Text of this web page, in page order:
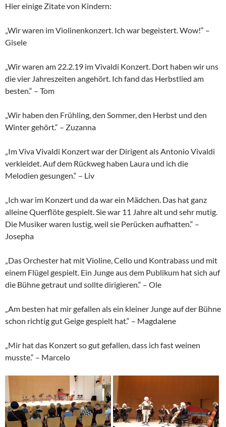
Hier einige Zitate von Kindern:
„Wir waren im Violinenkonzert. Ich war begeistert. Wow!“ –
Gisele
„Wir waren am 22.2.19 im Vivaldi Konzert. Dort haben wir uns
die vier Jahreszeiten angehört. Ich fand das Herbstlied am
besten.“ – Tom
„Wir haben den Frühling, den Sommer, den Herbst und den
Winter gehört.“ – Zuzanna
„Im Viva Vivaldi Konzert war der Dirigent als Antonio Vivaldi
verkleidet. Auf dem Rückweg haben Laura und ich die
Melodien gesungen.“ – Liv
„Ich war im Konzert und da war ein Mädchen. Das hat ganz
alleine Querflöte gespielt. Sie war 11 Jahre alt und sehr mutig.
Die Musiker waren lustig, weil sie Perücken aufhatten.“ –
Josepha
„Das Orchester hat mit Violine, Cello und Kontrabass und mit
einem Flügel gespielt. Ein Junge aus dem Publikum hat sich auf
die Bühne getraut und sollte dirigieren.“ – Ole
„Am besten hat mir gefallen als ein kleiner Junge auf der Bühne
schon richtig gut Geige gespielt hat.“ – Magdalene
„Mir hat das Konzert so gut gefallen, dass ich fast weinen
musste.“ – Marcelo